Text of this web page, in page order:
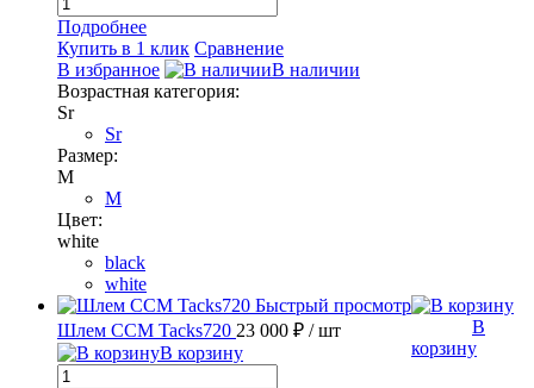
Подробнее
Купить в 1 клик Сравнение
В избранное
В наличии
Возрастная категория:
Sr
Sr
Размер:
M
M
Цвет:
white
black
white
Быстрый просмотр
Шлем CCM Tacks720 23 000 ₽ / шт
В корзину
В
корзину